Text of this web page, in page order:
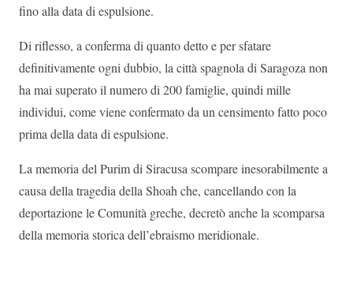
fino alla data di espulsione.
Di riflesso, a conferma di quanto detto e per sfatare
definitivamente ogni dubbio, la città spagnola di Saragoza non
ha mai superato il numero di 200 famiglie, quindi mille
individui, come viene confermato da un censimento fatto poco
prima della data di espulsione.
La memoria del Purim di Siracusa scompare inesorabilmente a
causa della tragedia della Shoah che, cancellando con la
deportazione le Comunità greche, decretò anche la scomparsa
della memoria storica dell’ebraismo meridionale.